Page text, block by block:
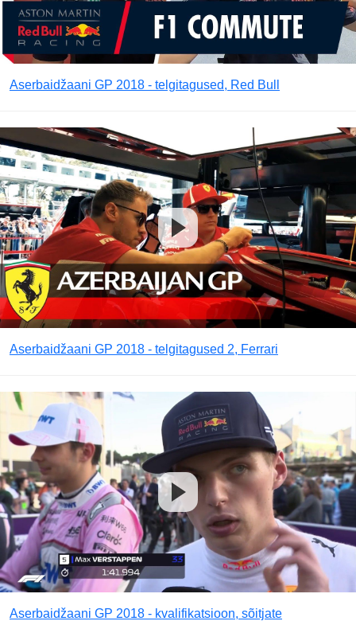
Aserbaidžaani GP 2018 - telgitagused, Red Bull
Aserbaidžaani GP 2018 - telgitagused 2, Ferrari
Aserbaidžaani GP 2018 - kvalifikatsioon, sõitjate